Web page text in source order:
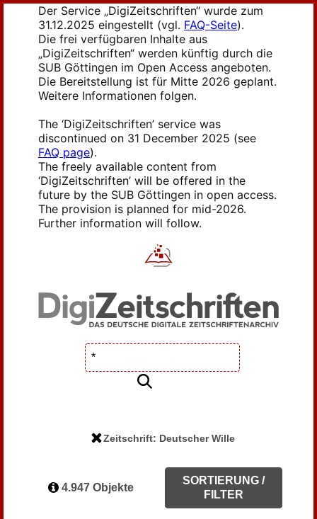
Der Service „DigiZeitschriften“ wurde zum
31.12.2025 eingestellt (vgl. FAQ-Seite).
Die frei verfügbaren Inhalte aus
„DigiZeitschriften“ werden künftig durch die
SUB Göttingen im Open Access angeboten.
Die Bereitstellung ist für Mitte 2026 geplant.
Weitere Informationen folgen.
The ‘DigiZeitschriften’ service was
discontinued on 31 December 2025 (see
FAQ page).
The freely available content from
‘DigiZeitschriften’ will be offered in the
future by the SUB Göttingen in open access.
The provision is planned for mid-2026.
Further information will follow.
Zeitschrift: Deutscher Wille
4.947 Objekte
SORTIERUNG /
FILTER